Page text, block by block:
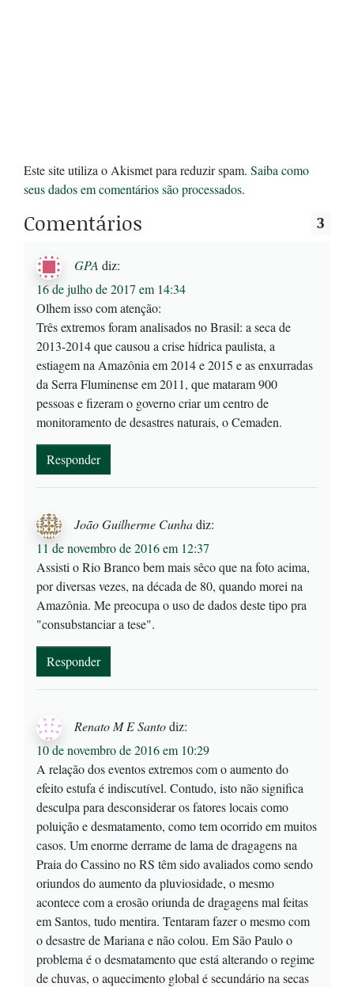
Este site utiliza o Akismet para reduzir spam. Saiba como
seus dados em comentários são processados.
Comentários 3
GPA diz:
16 de julho de 2017 em 14:34
Olhem isso com atenção:
Três extremos foram analisados no Brasil: a seca de
2013-2014 que causou a crise hídrica paulista, a
estiagem na Amazônia em 2014 e 2015 e as enxurradas
da Serra Fluminense em 2011, que mataram 900
pessoas e fizeram o governo criar um centro de
monitoramento de desastres naturais, o Cemaden.
Responder
João Guilherme Cunhadiz:
11 de novembro de 2016 em 12:37
Assisti o Rio Branco bem mais sêco que na foto acima,
por diversas vezes, na década de 80, quando morei na
Amazônia. Me preocupa o uso de dados deste tipo pra
"consubstanciar a tese".
Responder
Renato M E Santodiz:
10 de novembro de 2016 em 10:29
A relação dos eventos extremos com o aumento do
efeito estufa é indiscutível. Contudo, isto não significa
desculpa para desconsiderar os fatores locais como
poluição e desmatamento, como tem ocorrido em muitos
casos. Um enorme derrame de lama de dragagens na
Praia do Cassino no RS têm sido avaliados como sendo
oriundos do aumento da pluviosidade, o mesmo
acontece com a erosão oriunda de dragagens mal feitas
em Santos, tudo mentira. Tentaram fazer o mesmo com
o desastre de Mariana e não colou. Em São Paulo o
problema é o desmatamento que está alterando o regime
de chuvas, o aquecimento global é secundário na secas